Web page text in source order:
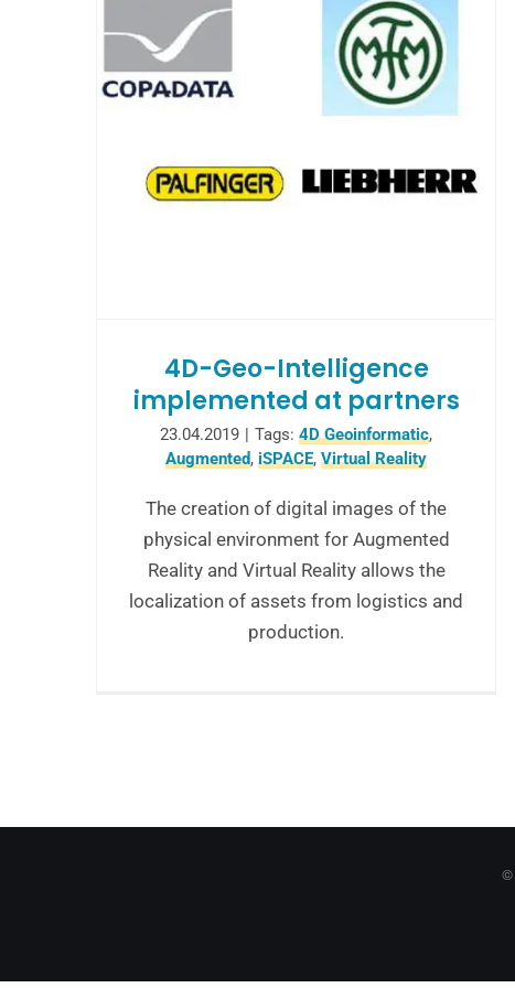
4D-Geo-Intelligence
implemented at partners
23.04.2019 | Tags:4D Geoinformatic,
Augmented,iSPACE,Virtual Reality
The creation of digital images of the
physical environment for Augmented
Reality and Virtual Reality allows the
localization of assets from logistics and
production.
©